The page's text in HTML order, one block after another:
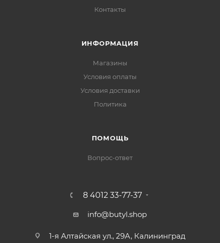
Контакты
ИНФОРМАЦИЯ
Магазины
Условия оплаты
Условия доставки
Политика
ПОМОЩЬ
Вопрос-ответ
8 4012 33-77-37
info@butyl.shop
1-я Алтайская ул., 29А, Калининград